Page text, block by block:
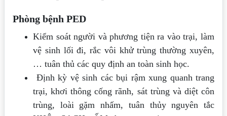
Phòng bệnh PED
Kiểm soát người và phương tiện ra vào trại, làm
vệ sinh lối đi, rắc vôi khử trùng thường xuyên,
… tuân thủ các quy định an toàn sinh học.
Định kỳ vệ sinh các bụi rậm xung quanh trang
trại, khơi thông cống rãnh, sát trùng và diệt côn
trùng, loài gặm nhấm, tuân thủy nguyên tắc